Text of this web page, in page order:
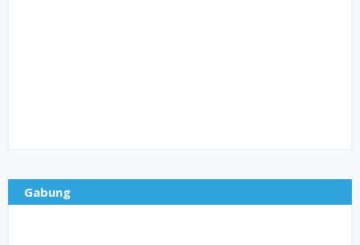
Gabung